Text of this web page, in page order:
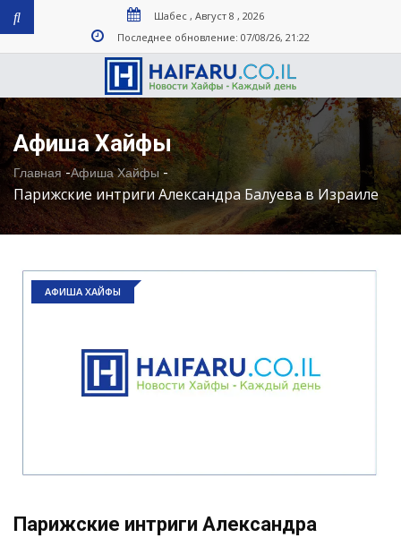
Шабес , Август 8 , 2026
Последнее обновление: 07/08/26, 21:22
Афиша Хайфы
Главная-Афиша Хайфы-
Парижские интриги Александра Балуева в Израиле
АФИША ХАЙФЫ
Парижские интриги Александра